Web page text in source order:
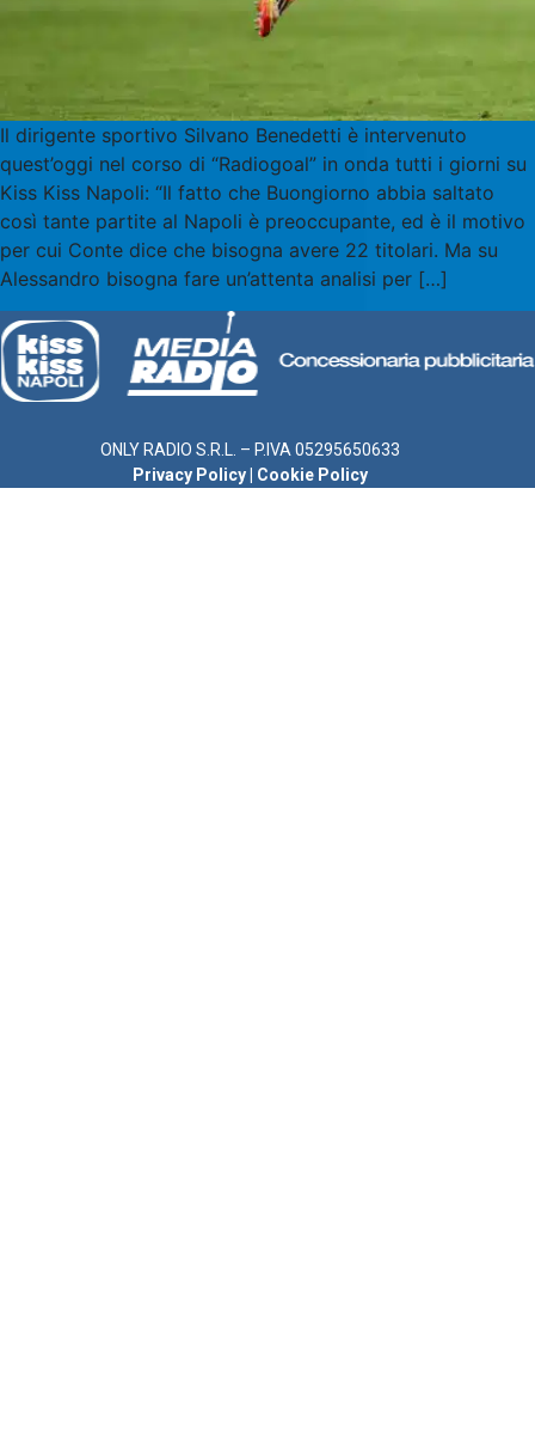
Il dirigente sportivo Silvano Benedetti è intervenuto
quest’oggi nel corso di “Radiogoal” in onda tutti i giorni su
Kiss Kiss Napoli: “Il fatto che Buongiorno abbia saltato
così tante partite al Napoli è preoccupante, ed è il motivo
per cui Conte dice che bisogna avere 22 titolari. Ma su
Alessandro bisogna fare un’attenta analisi per […]
ONLY RADIO S.R.L. – P.IVA 05295650633
Privacy Policy
Cookie Policy